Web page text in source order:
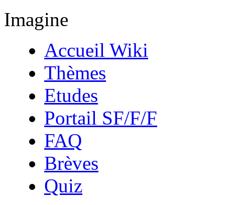
Imagine
Accueil Wiki
Thèmes
Etudes
Portail SF/F/F
FAQ
Brèves
Quiz